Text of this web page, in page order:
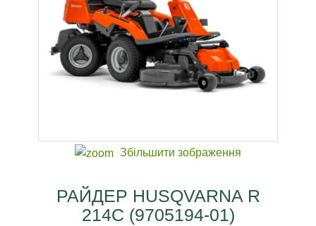
Збільшити зображення
РАЙДЕР HUSQVARNA R
214C (9705194-01)